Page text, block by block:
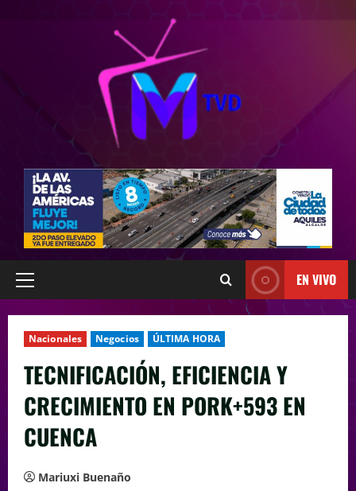
EN VIVO
Nacionales Negocios ÚLTIMA HORA
TECNIFICACIÓN, EFICIENCIA Y
CRECIMIENTO EN PORK+593 EN
CUENCA
Mariuxi Buenaño